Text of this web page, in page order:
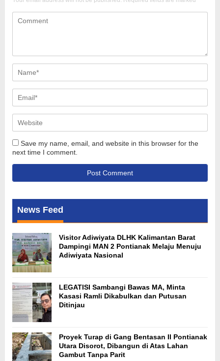
Save my name, email, and website in this browser for the
next time I comment.
News Feed
Visitor Adiwiyata DLHK Kalimantan Barat
Dampingi MAN 2 Pontianak Melaju Menuju
Adiwiyata Nasional
LEGATISI Sambangi Bawas MA, Minta
Kasasi Ramli Dikabulkan dan Putusan
Ditinjau
Proyek Turap di Gang Bentasan II Pontianak
Utara Disorot, Dibangun di Atas Lahan
Gambut Tanpa Parit